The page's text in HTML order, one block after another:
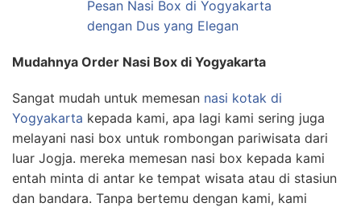
Mudahnya Order Nasi Box di Yogyakarta
Sangat mudah untuk memesan nasi kotak di
Yogyakarta kepada kami, apa lagi kami sering juga
melayani nasi box untuk rombongan pariwisata dari
luar Jogja. mereka memesan nasi box kepada kami
entah minta di antar ke tempat wisata atau di stasiun
dan bandara. Tanpa bertemu dengan kami, kami